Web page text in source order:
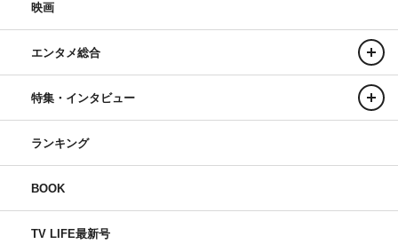
映画
エンタメ総合
特集・インタビュー
ランキング
BOOK
TV LIFE最新号